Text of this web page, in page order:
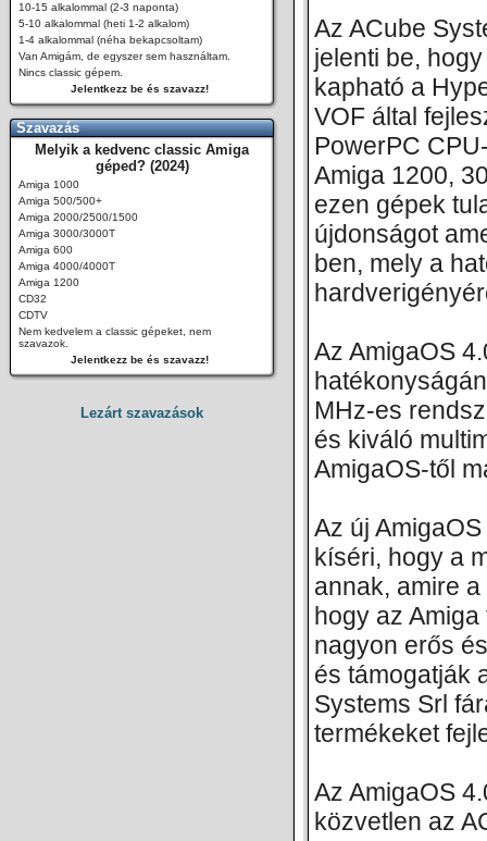
10-15 alkalommal (2-3 naponta)
5-10 alkalommal (heti 1-2 alkalom)
1-4 alkalommal (néha bekapcsoltam)
Van Amigám, de egyszer sem használtam.
Nincs classic gépem.
Jelentkezz be és szavazz!
Szavazás
Melyik a kedvenc classic Amiga
géped? (2024)
Amiga 1000
Amiga 500/500+
Amiga 2000/2500/1500
Amiga 3000/3000T
Amiga 600
Amiga 4000/4000T
Amiga 1200
CD32
CDTV
Nem kedvelem a classic gépeket, nem
szavazok.
Jelentkezz be és szavazz!
Lezárt szavazások
Az ACube
jelenti be,
kapható a
VOF által
PowerPC
Amiga 1200,
ezen gépek
újdonságot
ben, mely a
Az AmigaOS
MHz-es
és kiváló
AmigaOS-től
Az új
kíséri, hogy a
annak, amire
hogy az
nagyon erős
és támogatják
Systems Srl
termékeket
Az AmigaOS
közvetlen az